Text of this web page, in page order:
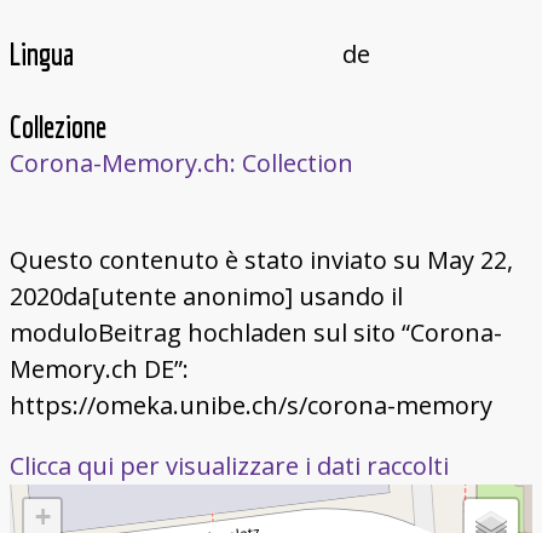
Lingua de
Collezione
Corona-Memory.ch: Collection
Questo contenuto è stato inviato su May 22,
2020da[utente anonimo] usando il
moduloBeitrag hochladen sul sito “Corona-
Memory.ch DE”:
https://omeka.unibe.ch/s/corona-memory
Clicca qui per visualizzare i dati raccolti
+